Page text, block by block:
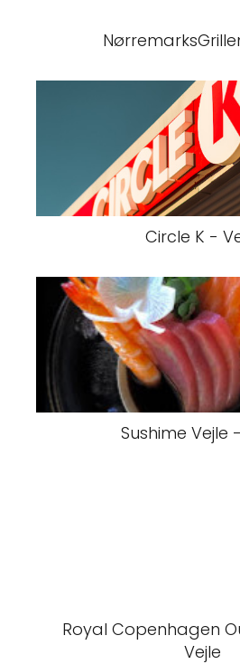
Circle K -
Sushime Vejle
Royal Copenhagen
Vejle